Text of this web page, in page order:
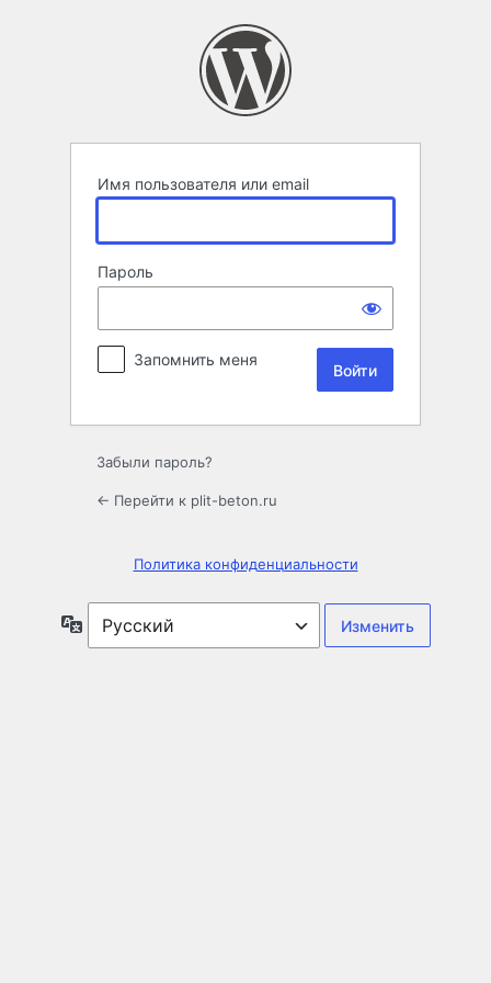
Имя пользователя или email
Пароль
Запомнить меня
Забыли пароль?
← Перейти к plit-beton.ru
Политика конфиденциальности
Язык